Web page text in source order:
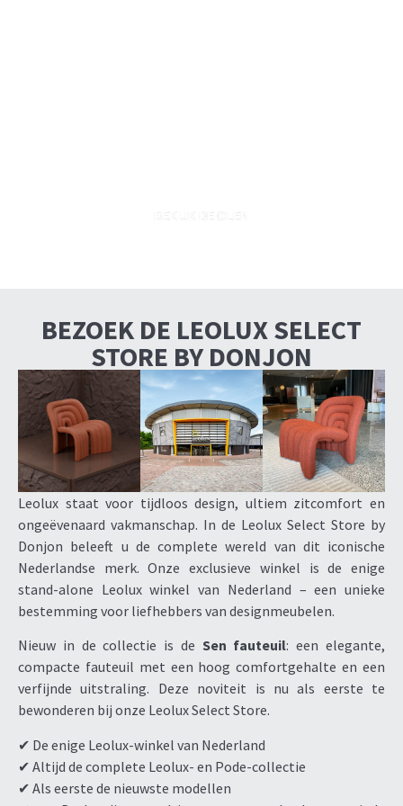
BEZOEK DE LEOLUX SELECT
STORE BY DONJON
Leolux staat voor tijdloos design, ultiem zitcomfort en
ongeëvenaard vakmanschap. In de Leolux Select Store by
Donjon beleeft u de complete wereld van dit iconische
Nederlandse merk. Onze exclusieve winkel is de enige
stand-alone Leolux winkel van Nederland – een unieke
bestemming voor liefhebbers van designmeubelen.
Nieuw in de collectie is de Sen fauteuil: een elegante,
compacte fauteuil met een hoog comfortgehalte en een
verfijnde uitstraling. Deze noviteit is nu als eerste te
bewonderen bij onze Leolux Select Store.
✔ De enige Leolux-winkel van Nederland
✔ Altijd de complete Leolux- en Pode-collectie
✔ Als eerste de nieuwste modellen